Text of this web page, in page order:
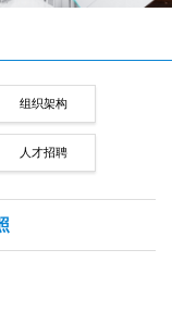
组织架构
人才招聘